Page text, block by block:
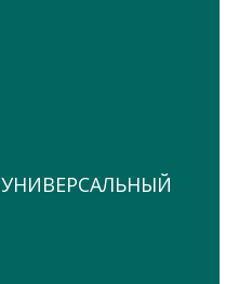
УНИВЕРСАЛЬНЫЙ